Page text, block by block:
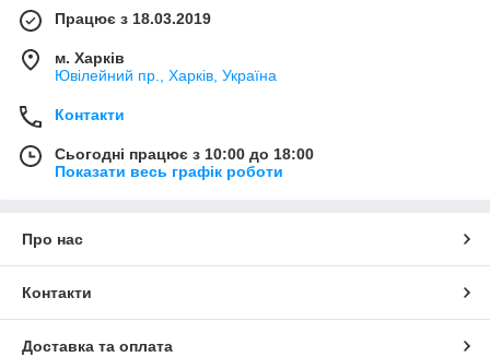
Працює з 18.03.2019
м. Харків
Ювілейний пр., Харків, Україна
Контакти
Сьогодні працює з 10:00 до 18:00
Показати весь графік роботи
Про нас
Контакти
Доставка та оплата